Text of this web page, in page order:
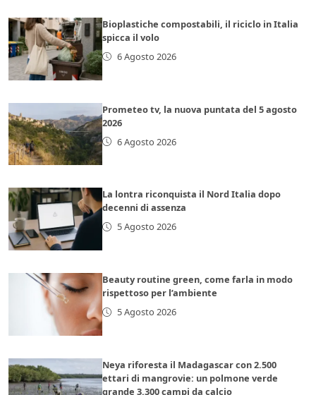
Bioplastiche compostabili, il riciclo in Italia
spicca il volo
6 Agosto 2026
Prometeo tv, la nuova puntata del 5 agosto
2026
6 Agosto 2026
La lontra riconquista il Nord Italia dopo
decenni di assenza
5 Agosto 2026
Beauty routine green, come farla in modo
rispettoso per l’ambiente
5 Agosto 2026
Neya riforesta il Madagascar con 2.500
ettari di mangrovie: un polmone verde
grande 3.300 campi da calcio